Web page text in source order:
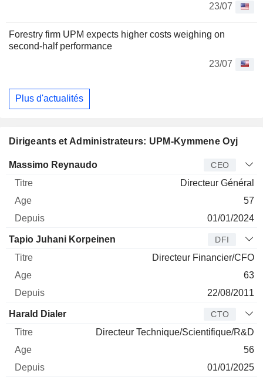
23/07
Forestry firm UPM expects higher costs weighing on
second-half performance
23/07
Plus d'actualités
Dirigeants et Administrateurs: UPM-Kymmene Oyj
Dirigeant Titre Age
Massimo Reynaudo CEO
Directeur Général
57
01/01/2024
Tapio Juhani Korpeinen DFI
Directeur Financier/CFO
63
22/08/2011
Harald Dialer CTO
Directeur Technique/Scientifique/R&D
56
01/01/2025